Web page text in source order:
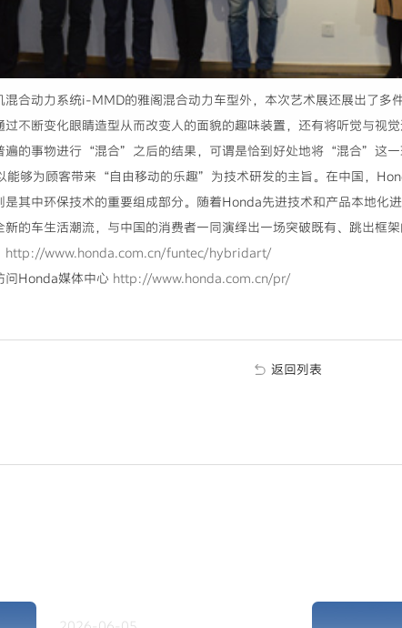
混合动力系统i-MMD的雅阁混合动力车型外，本次艺术展还展出了
不断变化眼睛造型从而改变人的面貌的趣味装置，还有将听觉与
遍的事物进行“混合”之后的结果，可谓是恰到好处地将“混合”这一
能够为顾客带来“自由移动的乐趣”为技术研发的主旨。在中国，
是其中环保技术的重要组成部分。随着Honda先进技术和产品本地化
新的车生活潮流，与中国的消费者一同演绎出一场突破既有、跳出框
http://www.honda.com.cn/funtec/hybridart/
问Honda媒体中心 http://www.honda.com.cn/pr/
返回列表